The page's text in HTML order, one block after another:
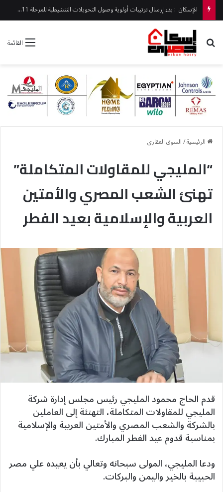
الإسكان : بدء إرسال ترتيبات أولوية وصول التحويلات التنشيطية للمرحلة 11 من «بيت الوطن» غدًا
القائمة بحث عن
الرئيسية/السوق العقارى
“المليجي للمقاولات المتكاملة”
تهنئ الشعب المصري والأمتين
العربية والإسلامية بعيد الفطر
قدم الحاج محمود المليجي رئيس مجلس إدارة شركة
المليجي للمقاولات المتكاملة، التهنئة إلى العاملين
بالشركة والشعب المصري والأمتين العربية والإسلامية
بمناسبة قدوم عيد الفطر المبارك.
ودعا المليجي، المولى سبحانه وتعالي بأن يعيده علي مصر
الحبيبة بالخير واليمن والبركات.